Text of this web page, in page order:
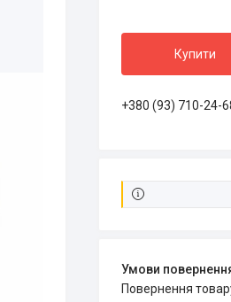
Купити
+380 (93) 710-24-
повернення